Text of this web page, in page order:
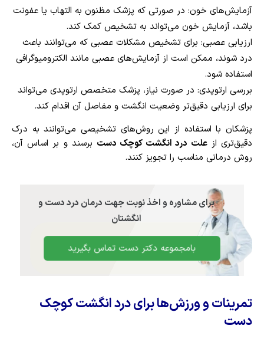
آزمایش‌های خون: در صورتی که پزشک مظنون به التهاب یا عفونت
باشد، آزمایش خون می‌تواند به تشخیص کمک کند.
ارزیابی عصبی: برای تشخیص مشکلات عصبی که می‌توانند باعث
درد شوند، ممکن است از آزمایش‌های عصبی مانند الکترومیوگرافی
استفاده شود.
بررسی ارتوپدی: در صورت نیاز، پزشک متخصص ارتوپدی می‌تواند
برای ارزیابی دقیق‌تر وضعیت انگشت و مفاصل آن اقدام کند.
پزشکان با استفاده از این روش‌های تشخیصی می‌توانند به درک
دقیق‌تری ازعلت درد انگشت کوچک دست برسند و بر اساس آن،
روش درمانی مناسب را تجویز کنند.
برای مشاوره و اخذ نوبت جهت درمان درد دست و
انگشتان
بامجموعه دکتر دست تماس بگیرید
تمرینات و ورزش‌ها برای درد انگشت کوچک
دست